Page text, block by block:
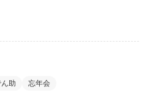
助
忘年会